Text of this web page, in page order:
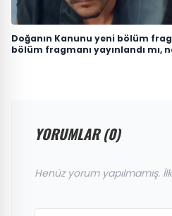
Doğanın Kanunu yeni bölüm
bölüm fragmanı yayınlandı mı,
YORUMLAR (0)
Henüz yorum yapılmamış.